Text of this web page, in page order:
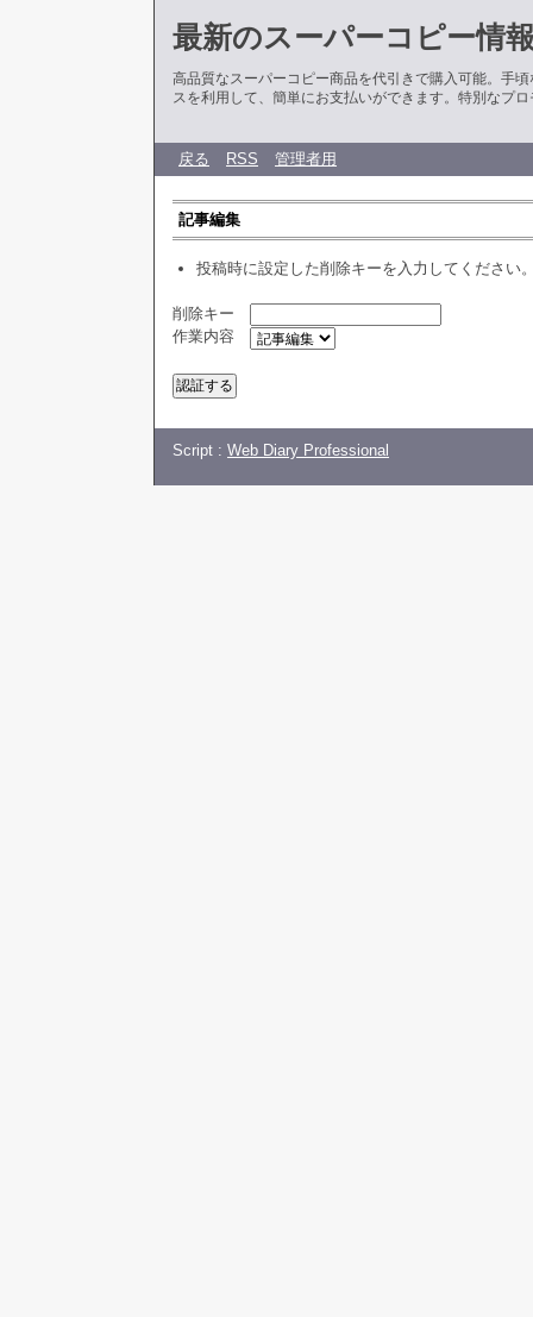
最新のスーパーコピー情
高品質なスーパーコピー商品を代引きで購入可能。手
スを利用して、簡単にお支払いができます。特別なプ
戻る RSS 管理者用
記事編集
投稿時に設定した削除キーを入力してください
削除キー
作業内容
Script : Web Diary Professional